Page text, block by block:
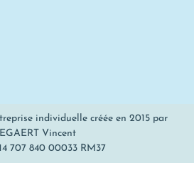
individuelle créée en 2015 par
Vincent
707 840 00033 RM37